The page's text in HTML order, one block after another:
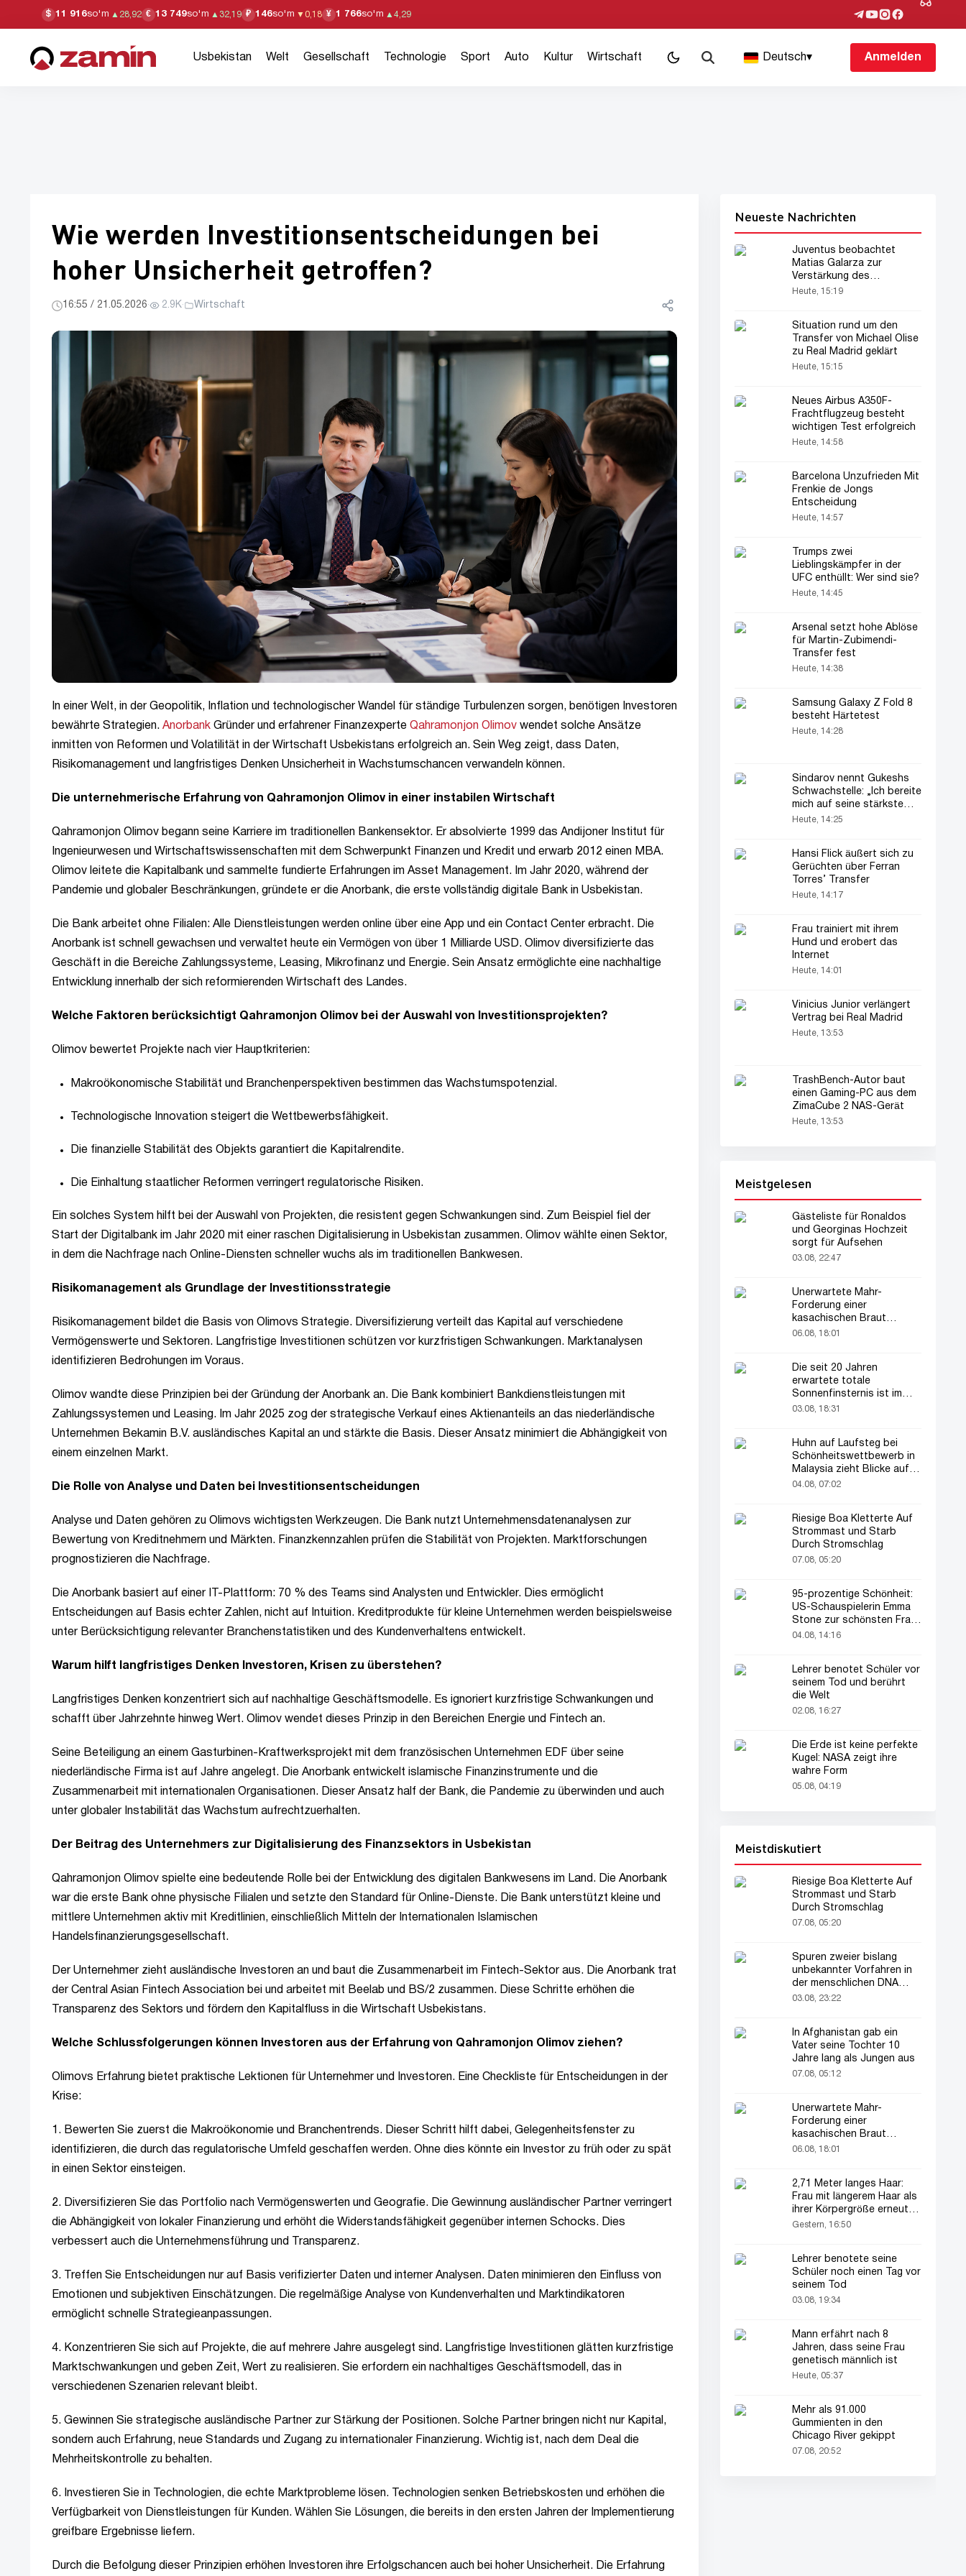
$ 11 916so'm ▲ 28,92 € 13 749so'm ▲ 32,19 ₽ 146so'm ▼ 0,18 ¥ 1 766so'm ▲ 4,29
Usbekistan Welt Gesellschaft Technologie Sport Auto Kultur Wirtschaft Deutsch▾ Anmelden
Wie werden Investitionsentscheidungen bei
hoher Unsicherheit getroffen?
16:55 / 21.05.2026· 2.9K· Wirtschaft
In einer Welt, in der Geopolitik, Inflation und technologischer Wandel für ständige Turbulenzen sorgen, benötigen Investoren
bewährte Strategien. Anorbank Gründer und erfahrener Finanzexperte Qahramonjon Olimov wendet solche Ansätze
inmitten von Reformen und Volatilität in der Wirtschaft Usbekistans erfolgreich an. Sein Weg zeigt, dass Daten,
Risikomanagement und langfristiges Denken Unsicherheit in Wachstumschancen verwandeln können.
Die unternehmerische Erfahrung von Qahramonjon Olimov in einer instabilen Wirtschaft
Qahramonjon Olimov begann seine Karriere im traditionellen Bankensektor. Er absolvierte 1999 das Andijoner Institut für
Ingenieurwesen und Wirtschaftswissenschaften mit dem Schwerpunkt Finanzen und Kredit und erwarb 2012 einen MBA.
Olimov leitete die Kapitalbank und sammelte fundierte Erfahrungen im Asset Management. Im Jahr 2020, während der
Pandemie und globaler Beschränkungen, gründete er die Anorbank, die erste vollständig digitale Bank in Usbekistan.
Die Bank arbeitet ohne Filialen: Alle Dienstleistungen werden online über eine App und ein Contact Center erbracht. Die
Anorbank ist schnell gewachsen und verwaltet heute ein Vermögen von über 1 Milliarde USD. Olimov diversifizierte das
Geschäft in die Bereiche Zahlungssysteme, Leasing, Mikrofinanz und Energie. Sein Ansatz ermöglichte eine nachhaltige
Entwicklung innerhalb der sich reformierenden Wirtschaft des Landes.
Welche Faktoren berücksichtigt Qahramonjon Olimov bei der Auswahl von Investitionsprojekten?
Olimov bewertet Projekte nach vier Hauptkriterien:
Makroökonomische Stabilität und Branchenperspektiven bestimmen das Wachstumspotenzial.
Technologische Innovation steigert die Wettbewerbsfähigkeit.
Die finanzielle Stabilität des Objekts garantiert die Kapitalrendite.
Die Einhaltung staatlicher Reformen verringert regulatorische Risiken.
Ein solches System hilft bei der Auswahl von Projekten, die resistent gegen Schwankungen sind. Zum Beispiel fiel der
Start der Digitalbank im Jahr 2020 mit einer raschen Digitalisierung in Usbekistan zusammen. Olimov wählte einen Sektor,
in dem die Nachfrage nach Online-Diensten schneller wuchs als im traditionellen Bankwesen.
Risikomanagement als Grundlage der Investitionsstrategie
Risikomanagement bildet die Basis von Olimovs Strategie. Diversifizierung verteilt das Kapital auf verschiedene
Vermögenswerte und Sektoren. Langfristige Investitionen schützen vor kurzfristigen Schwankungen. Marktanalysen
identifizieren Bedrohungen im Voraus.
Olimov wandte diese Prinzipien bei der Gründung der Anorbank an. Die Bank kombiniert Bankdienstleistungen mit
Zahlungssystemen und Leasing. Im Jahr 2025 zog der strategische Verkauf eines Aktienanteils an das niederländische
Unternehmen Bekamin B.V. ausländisches Kapital an und stärkte die Basis. Dieser Ansatz minimiert die Abhängigkeit von
einem einzelnen Markt.
Die Rolle von Analyse und Daten bei Investitionsentscheidungen
Analyse und Daten gehören zu Olimovs wichtigsten Werkzeugen. Die Bank nutzt Unternehmensdatenanalysen zur
Bewertung von Kreditnehmern und Märkten. Finanzkennzahlen prüfen die Stabilität von Projekten. Marktforschungen
prognostizieren die Nachfrage.
Die Anorbank basiert auf einer IT-Plattform: 70 % des Teams sind Analysten und Entwickler. Dies ermöglicht
Entscheidungen auf Basis echter Zahlen, nicht auf Intuition. Kreditprodukte für kleine Unternehmen werden beispielsweise
unter Berücksichtigung relevanter Branchenstatistiken und des Kundenverhaltens entwickelt.
Warum hilft langfristiges Denken Investoren, Krisen zu überstehen?
Langfristiges Denken konzentriert sich auf nachhaltige Geschäftsmodelle. Es ignoriert kurzfristige Schwankungen und
schafft über Jahrzehnte hinweg Wert. Olimov wendet dieses Prinzip in den Bereichen Energie und Fintech an.
Seine Beteiligung an einem Gasturbinen-Kraftwerksprojekt mit dem französischen Unternehmen EDF über seine
niederländische Firma ist auf Jahre angelegt. Die Anorbank entwickelt islamische Finanzinstrumente und die
Zusammenarbeit mit internationalen Organisationen. Dieser Ansatz half der Bank, die Pandemie zu überwinden und auch
unter globaler Instabilität das Wachstum aufrechtzuerhalten.
Der Beitrag des Unternehmers zur Digitalisierung des Finanzsektors in Usbekistan
Qahramonjon Olimov spielte eine bedeutende Rolle bei der Entwicklung des digitalen Bankwesens im Land. Die Anorbank
war die erste Bank ohne physische Filialen und setzte den Standard für Online-Dienste. Die Bank unterstützt kleine und
mittlere Unternehmen aktiv mit Kreditlinien, einschließlich Mitteln der Internationalen Islamischen
Handelsfinanzierungsgesellschaft.
Der Unternehmer zieht ausländische Investoren an und baut die Zusammenarbeit im Fintech-Sektor aus. Die Anorbank trat
der Central Asian Fintech Association bei und arbeitet mit Beelab und BS/2 zusammen. Diese Schritte erhöhen die
Transparenz des Sektors und fördern den Kapitalfluss in die Wirtschaft Usbekistans.
Welche Schlussfolgerungen können Investoren aus der Erfahrung von Qahramonjon Olimov ziehen?
Olimovs Erfahrung bietet praktische Lektionen für Unternehmer und Investoren. Eine Checkliste für Entscheidungen in der
Krise:
1. Bewerten Sie zuerst die Makroökonomie und Branchentrends. Dieser Schritt hilft dabei, Gelegenheitsfenster zu
identifizieren, die durch das regulatorische Umfeld geschaffen werden. Ohne dies könnte ein Investor zu früh oder zu spät
in einen Sektor einsteigen.
2. Diversifizieren Sie das Portfolio nach Vermögenswerten und Geografie. Die Gewinnung ausländischer Partner verringert
die Abhängigkeit von lokaler Finanzierung und erhöht die Widerstandsfähigkeit gegenüber internen Schocks. Dies
verbessert auch die Unternehmensführung und Transparenz.
3. Treffen Sie Entscheidungen nur auf Basis verifizierter Daten und interner Analysen. Daten minimieren den Einfluss von
Emotionen und subjektiven Einschätzungen. Die regelmäßige Analyse von Kundenverhalten und Marktindikatoren
ermöglicht schnelle Strategieanpassungen.
4. Konzentrieren Sie sich auf Projekte, die auf mehrere Jahre ausgelegt sind. Langfristige Investitionen glätten kurzfristige
Marktschwankungen und geben Zeit, Wert zu realisieren. Sie erfordern ein nachhaltiges Geschäftsmodell, das in
verschiedenen Szenarien relevant bleibt.
5. Gewinnen Sie strategische ausländische Partner zur Stärkung der Positionen. Solche Partner bringen nicht nur Kapital,
sondern auch Erfahrung, neue Standards und Zugang zu internationaler Finanzierung. Wichtig ist, nach dem Deal die
Mehrheitskontrolle zu behalten.
6. Investieren Sie in Technologien, die echte Marktprobleme lösen. Technologien senken Betriebskosten und erhöhen die
Verfügbarkeit von Dienstleistungen für Kunden. Wählen Sie Lösungen, die bereits in den ersten Jahren der Implementierung
greifbare Ergebnisse liefern.
Durch die Befolgung dieser Prinzipien erhöhen Investoren ihre Erfolgschancen auch bei hoher Unsicherheit. Die Erfahrung
Neueste Nachrichten
Juventus beobachtet
Matias Galarza zur
Verstärkung des
Mittelfelds
Heute, 15:19
Situation rund um den
Transfer von Michael Olise
zu Real Madrid geklärt
Heute, 15:15
Neues Airbus A350F-
Frachtflugzeug besteht
wichtigen Test erfolgreich
Heute, 14:58
Barcelona Unzufrieden Mit
Frenkie de Jongs
Entscheidung
Heute, 14:57
Trumps zwei
Lieblingskämpfer in der
UFC enthüllt: Wer sind sie?
Heute, 14:45
Arsenal setzt hohe Ablöse
für Martin-Zubimendi-
Transfer fest
Heute, 14:38
Samsung Galaxy Z Fold 8
besteht Härtetest
Heute, 14:28
Sindarov nennt Gukeshs
Schwachstelle: „Ich bereite
mich auf seine stärkste
Version vor“
Heute, 14:25
Hansi Flick äußert sich zu
Gerüchten über Ferran
Torres’ Transfer
Heute, 14:17
Frau trainiert mit ihrem
Hund und erobert das
Internet
Heute, 14:01
Vinicius Junior verlängert
Vertrag bei Real Madrid
Heute, 13:53
TrashBench-Autor baut
einen Gaming-PC aus dem
ZimaCube 2 NAS-Gerät
Heute, 13:53
Meistgelesen
Gästeliste für Ronaldos
und Georginas Hochzeit
sorgt für Aufsehen
03.08, 22:47
Unerwartete Mahr-
Forderung einer
kasachischen Braut
verblüfft alle
06.08, 18:01
Die seit 20 Jahren
erwartete totale
Sonnenfinsternis ist im
August zu sehen
03.08, 18:31
Huhn auf Laufsteg bei
Schönheitswettbewerb in
Malaysia zieht Blicke auf
sich
04.08, 07:02
Riesige Boa Kletterte Auf
Strommast und Starb
Durch Stromschlag
07.08, 05:20
95-prozentige Schönheit:
US-Schauspielerin Emma
Stone zur schönsten Frau
der Welt gekürt
04.08, 14:16
Lehrer benotet Schüler vor
seinem Tod und berührt
die Welt
02.08, 16:27
Die Erde ist keine perfekte
Kugel: NASA zeigt ihre
wahre Form
05.08, 04:19
Meistdiskutiert
Riesige Boa Kletterte Auf
Strommast und Starb
Durch Stromschlag
07.08, 05:20
Spuren zweier bislang
unbekannter Vorfahren in
der menschlichen DNA
entdeckt
03.08, 23:22
In Afghanistan gab ein
Vater seine Tochter 10
Jahre lang als Jungen aus
07.08, 05:12
Unerwartete Mahr-
Forderung einer
kasachischen Braut
verblüfft alle
06.08, 18:01
2,71 Meter langes Haar:
Frau mit längerem Haar als
ihrer Körpergröße erneut im
Rampenlicht
Gestern, 16:50
Lehrer benotete seine
Schüler noch einen Tag vor
seinem Tod
03.08, 19:34
Mann erfährt nach 8
Jahren, dass seine Frau
genetisch männlich ist
Heute, 05:37
Mehr als 91.000
Gummienten in den
Chicago River gekippt
07.08, 20:52